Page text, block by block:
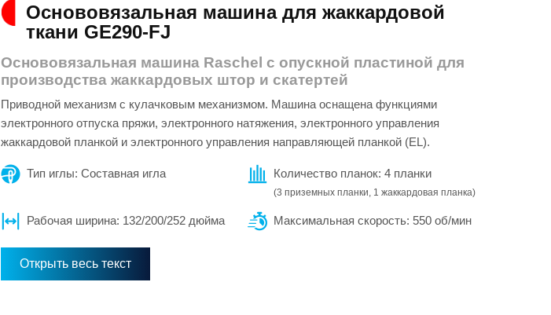
Основовязальная машина для жаккардовой
ткани GE290-FJ
Основовязальная машина Raschel с опускной пластиной для
производства жаккардовых штор и скатертей
Приводной механизм с кулачковым механизмом. Машина оснащена функциями
электронного отпуска пряжи, электронного натяжения, электронного управления
жаккардовой планкой и электронного управления направляющей планкой (EL).
Тип иглы: Составная игла Количество планок: 4 планки
(3 приземных планки, 1 жаккардовая планка)
Рабочая ширина: 132/200/252 дюйма Максимальная скорость: 550 об/мин
Открыть весь текст